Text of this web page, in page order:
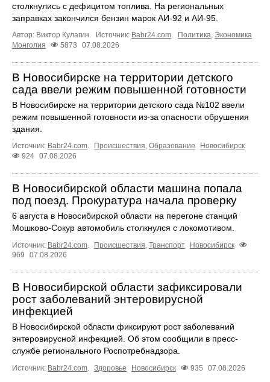
столкнулись с дефицитом топлива. На региональных
заправках закончился бензин марок АИ-92 и АИ-95.
Автор: Виктор Кулагин. Источник: Babr24.com. Политика, Экономика
Монголия
5873 07.08.2026
В Новосибирске на территории детского
сада ввели режим повышенной готовности
В Новосибирске на территории детского сада №102 ввели
режим повышенной готовности из-за опасности обрушения
здания.
Источник: Babr24.com. Происшествия, Образование
Новосибирск
924 07.08.2026
В Новосибирской области машина попала
под поезд. Прокуратура начала проверку
6 августа в Новосибирской области на перегоне станций
Мошково-Сокур автомобиль столкнулся с локомотивом.
Источник: Babr24.com. Происшествия, Транспорт
Новосибирск
969
07.08.2026
В Новосибирской области зафиксировали
рост заболеваний энтеровирусной
инфекцией
В Новосибирской области фиксируют рост заболеваний
энтеровирусной инфекцией. Об этом сообщили в пресс-
службе регионального Роспотребнадзора.
Источник: Babr24.com. Здоровье Новосибирск 935 07.08.2026